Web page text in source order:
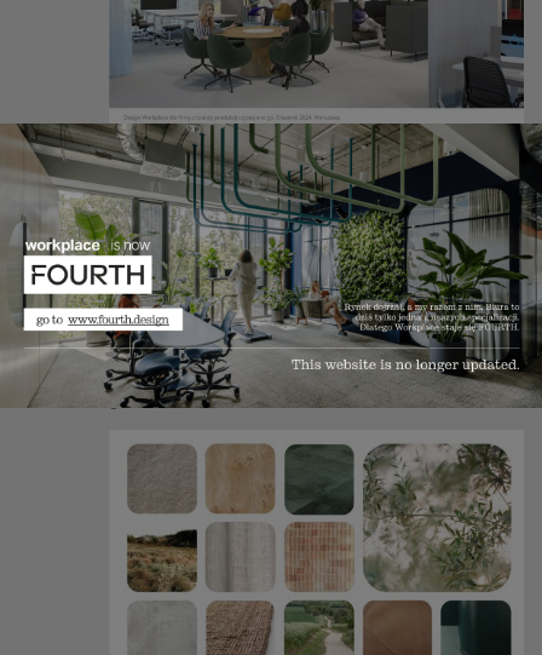
PSPS. Gdy Nordea potrzebowała podnająć przestrzeń
w czasie pandemii, jej biura bardzo szybko się
wynajęły. Dlaczego? Od strony funkcjonalnej
przestrzeń była gotowa na różnego rodzaju
charaktery pracy. Design był atrakcyjny. Już podczas
projektowania widzieliśmy, że to co dobre dla zespołów
IT, będzie dobre dla innych charakterystyk pracy. Dla
nas był to jednocześnie dowód, że nie opłaca się
projektowanie tylko pod bieżące potrzeby. Lepiej
wychylić się w przyszłość i stworzyć rozwiązania
gotowe na nią.